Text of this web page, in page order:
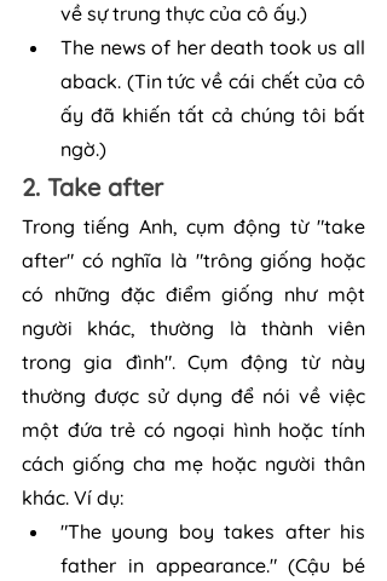
về sự trung thực của cô ấy.)
The news of her death took us all
aback. (Tin tức về cái chết của cô
ấy đã khiến tất cả chúng tôi bất
ngờ.)
2. Take after
Trong tiếng Anh, cụm động từ "take
after" có nghĩa là "trông giống hoặc
có những đặc điểm giống như một
người khác, thường là thành viên
trong gia đình". Cụm động từ này
thường được sử dụng để nói về việc
một đứa trẻ có ngoại hình hoặc tính
cách giống cha mẹ hoặc người thân
khác. Ví dụ:
"The young boy takes after his
father in appearance." (Cậu bé